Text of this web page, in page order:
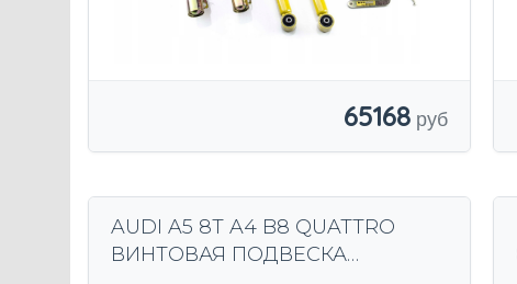
65168
AUDI A5 8T A4 B8 QUATTRO
ВИНТОВАЯ ПОДВЕСКА